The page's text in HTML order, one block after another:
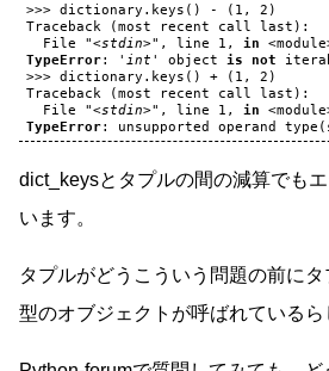
>>> dictionary . keys () - ( 1 , 2 )
Traceback
(most recent call last ):
File
"<stdin>" , line 1 , in <module
TypeError: 'int' object is not
>>> dictionary . keys () + ( 1 , 2 )
Traceback
(most recent call last ):
File
"<stdin>" , line 1 , in <module
TypeError: unsupported operand type (
dict_keysとタプルの間の減算でも
います。
タプルがどうこういう問題の前に
型のオブジェクトが呼ばれているら